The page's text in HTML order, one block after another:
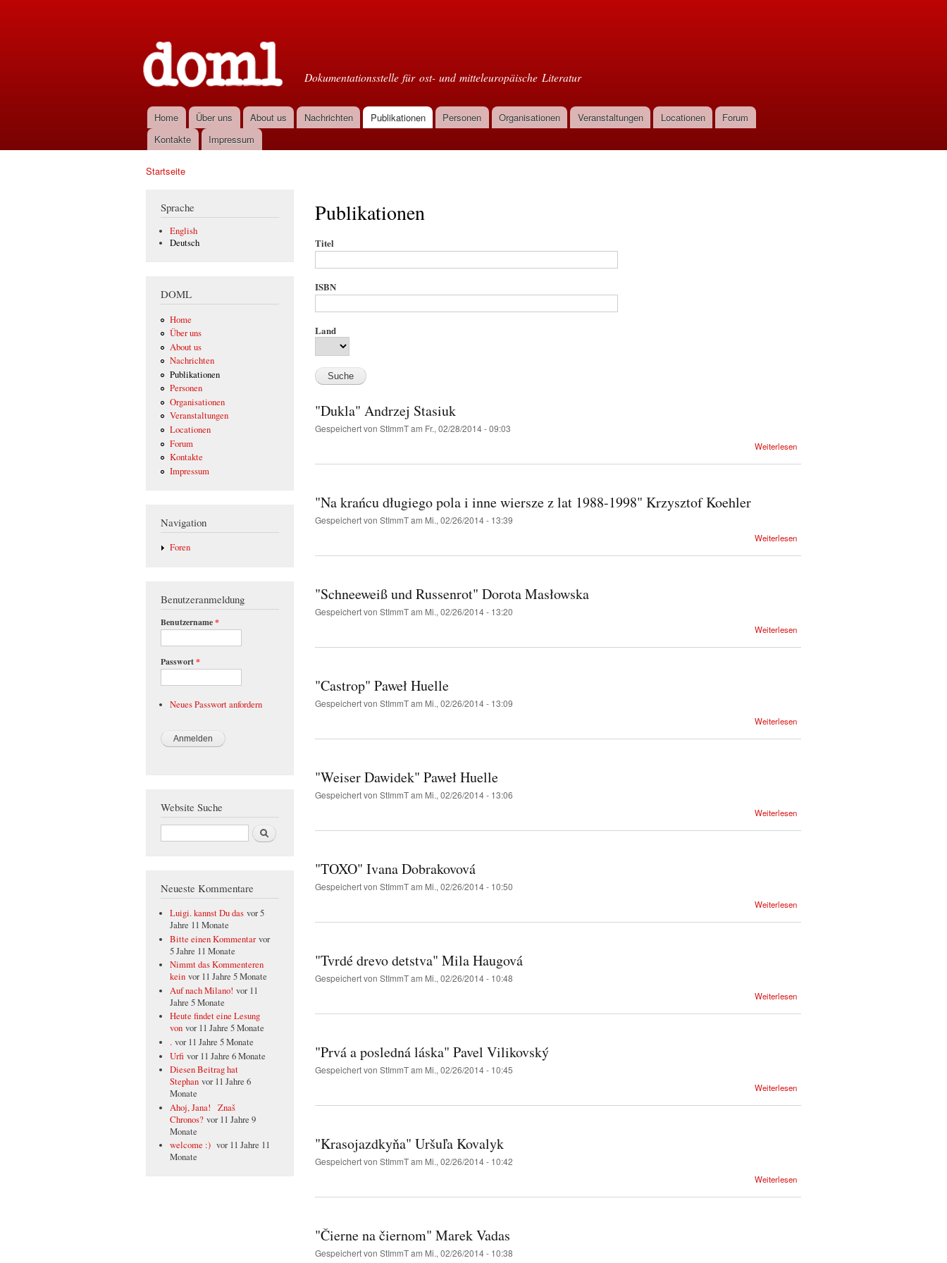
Dokumentationsstelle für ost- und mitteleuropäische Literatur
Hauptmenü
Home Über uns About us Nachrichten Publikationen Personen Organisationen Veranstaltungen Locationen
Forum
Kontakte
Impressum
Startseite
Sprache
English
Deutsch
DOML
Home
Über uns
About us
Nachrichten
Publikationen
Personen
Organisationen
Veranstaltungen
Locationen
Forum
Kontakte
Impressum
Navigation
Foren
Benutzeranmeldung
Benutzername*
Passwort*
Neues Passwort anfordern
Website Suche
Suche
Neueste Kommentare
Luigi. kannst Du das vor 5
Jahre 11 Monate
Bitte einen Kommentar vor
5 Jahre 11 Monate
Nimmt das Kommenteren
kein vor 11 Jahre 5 Monate
Auf nach Milano! vor 11
Jahre 5 Monate
Heute findet eine Lesung
von vor 11 Jahre 5 Monate
. vor 11 Jahre 5 Monate
Urfi vor 11 Jahre 6 Monate
Diesen Beitrag hat
Stephan vor 11 Jahre 6
Monate
Ahoj, Jana! Znaš
Chronos? vor 11 Jahre 9
Monate
welcome :) vor 11 Jahre 11
Monate
Publikationen
Titel
ISBN
Land
"Dukla" Andrzej Stasiuk
Gespeichert von StImmTam Fr., 02/28/2014 - 09:03
Weiterlesen
"Na krańcu długiego pola i inne wiersze z lat 1988-1998" Krzysztof Koehler
Gespeichert von StImmTam Mi., 02/26/2014 - 13:39
Weiterlesen
"Schneeweiß und Russenrot" Dorota Masłowska
Gespeichert von StImmTam Mi., 02/26/2014 - 13:20
Weiterlesen
"Castrop" Paweł Huelle
Gespeichert von StImmTam Mi., 02/26/2014 - 13:09
Weiterlesen
"Weiser Dawidek" Paweł Huelle
Gespeichert von StImmTam Mi., 02/26/2014 - 13:06
Weiterlesen
"TOXO" Ivana Dobrakovová
Gespeichert von StImmTam Mi., 02/26/2014 - 10:50
Weiterlesen
"Tvrdé drevo detstva" Mila Haugová
Gespeichert von StImmTam Mi., 02/26/2014 - 10:48
Weiterlesen
"Prvá a posledná láska" Pavel Vilikovský
Gespeichert von StImmTam Mi., 02/26/2014 - 10:45
Weiterlesen
"Krasojazdkyňa" Uršuľa Kovalyk
Gespeichert von StImmTam Mi., 02/26/2014 - 10:42
Weiterlesen
"Čierne na čiernom" Marek Vadas
Gespeichert von StImmTam Mi., 02/26/2014 - 10:38